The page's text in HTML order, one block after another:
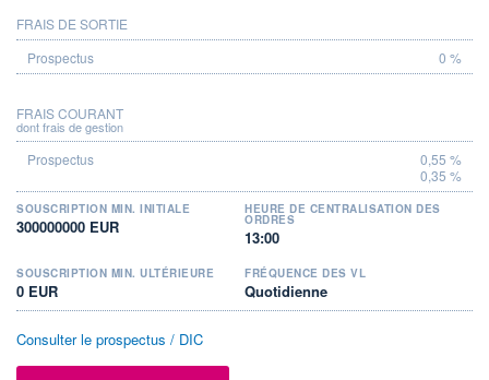
FRAIS DE SORTIE
0 %
FRAIS COURANT
dont frais de gestion
0,55 %
0,35 %
SOUSCRIPTION MIN. INITIALE
300000000 EUR
HEURE DE CENTRALISATION DES
ORDRES
13:00
SOUSCRIPTION MIN. ULTÉRIEURE
0 EUR
FRÉQUENCE DES VL
Quotidienne
Consulter le prospectus / DIC